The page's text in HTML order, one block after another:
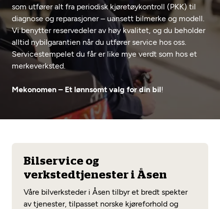
EU-kontroll - Vanlig bil (opptil 3,5t)
Diagnose/Feilsøking
Se alle (52) tjenester her
Mekonomen Bilkonto
Les mer
Mekonomen Fleet
Bilkonto
Elbilverksted
Fritt verkstedvalg
Lønnsomt valg
Mobilitetsgaranti
Nybilgaranti og fabrikkgaranti
Biltips og råd
Er du ikke Mekonomen-kunde ennå? Opprett en konto
ved å klikke på knappen nedenfor.
Opprett en konto
som utfører alt fra periodisk kjøretøykontroll (PKK) til
diagnose og reparasjoner – uansett bilmerke og modell.
Vi benytter reservedeler av høy kvalitet, og du beholder
alltid nybilgarantien når du utfører service hos oss.
Servicestempelet du får er like mye verdt som hos et
merkeverksted.
Mekonomen – Et lønnsomt valg for din bil!
Bilservice og
verkstedtjenester i Åsen
Våre bilverksteder i Åsen tilbyr et bredt spekter
av tjenester, tilpasset norske kjøreforhold og